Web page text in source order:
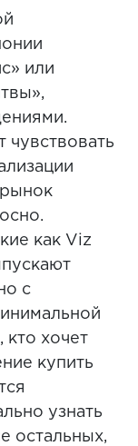
или
чувствовать
рынок
как Viz
с
кто хочет
купить
узнать
остальных,